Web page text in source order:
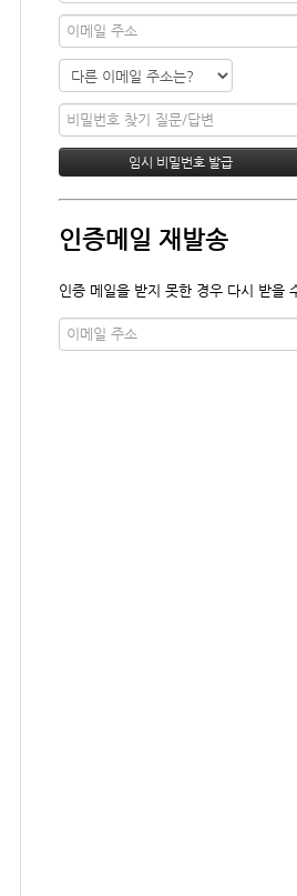
인증메일 재발송
인증 메일을 받지 못한 경우 다시 받을